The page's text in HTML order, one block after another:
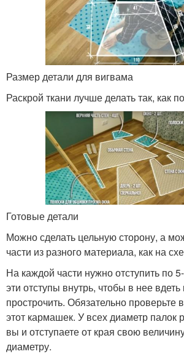
Размер детали для вигвама
Раскрой ткани лучше делать так, как
Готовые детали
Можно сделать цельную сторону, а
части из разного материала, как на
На каждой части нужно отступить по
эти отступы внутрь, чтобы в нее вдеть
прострочить. Обязательно проверьте
этот кармашек. У всех диаметр палок
вы и отступаете от края свою
диаметру.